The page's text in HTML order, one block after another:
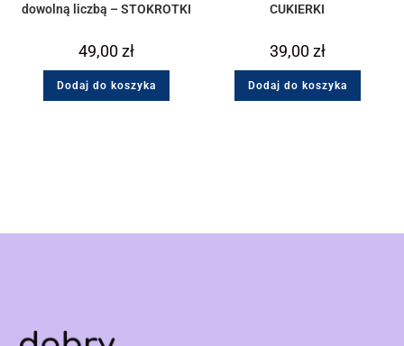
dowolną liczbą – STOKROTKI
49,00zł
Dodaj do koszyka
CUKIERKI
39,00zł
Dodaj do koszyka